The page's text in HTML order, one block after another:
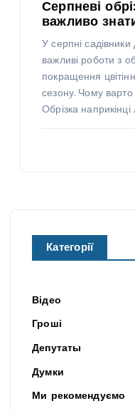
Серпневі
важливо
У серпні садівники
важливі роботи з
покращення
сезону. Чому варто
Обрізка
Категорії
Відео
Гроші
Депутаты
Думки
Ми рекомендуємо